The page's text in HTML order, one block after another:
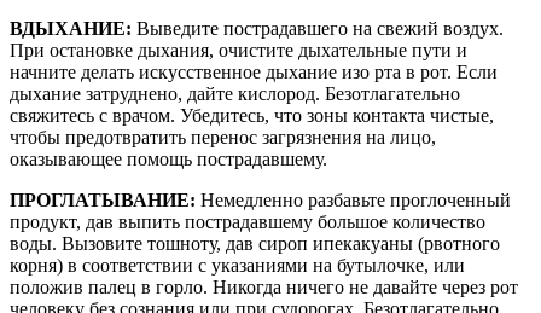
ВДЫХАНИЕ: Выведите пострадавшего на свежий воздух.
При остановке дыхания, очистите дыхательные пути и
начните делать искусственное дыхание изо рта в рот. Если
дыхание затруднено, дайте кислород. Безотлагательно
свяжитесь с врачом. Убедитесь, что зоны контакта чистые,
чтобы предотвратить перенос загрязнения на лицо,
оказывающее помощь пострадавшему.
ПРОГЛАТЫВАНИЕ: Немедленно разбавьте проглоченный
продукт, дав выпить пострадавшему большое количество
воды. Вызовите тошноту, дав сироп ипекакуаны (рвотного
корня) в соответствии с указаниями на бутылочке, или
положив палец в горло. Никогда ничего не давайте через рот